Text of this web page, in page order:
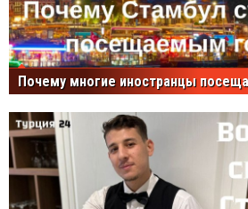
Почему многие иностранцы